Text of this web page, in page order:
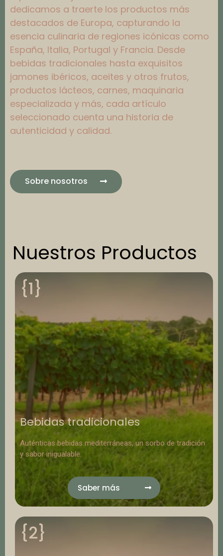
dedicamos a traerte los productos más
destacados de Europa, capturando la
esencia culinaria de regiones icónicas como
España, Italia, Portugal y Francia. Desde
bebidas tradicionales hasta exquisitos
jamones ibéricos, aceites y otros frutos,
productos lácteos, carnes, maquinaria
especializada y más, cada artículo
seleccionado cuenta una historia de
autenticidad y calidad.
Sobre nosotros
Nuestros Productos
{1}
Bebidas tradicionales
Auténticas bebidas mediterráneas, un sorbo de tradición
y sabor inigualable.
Saber más
{2}